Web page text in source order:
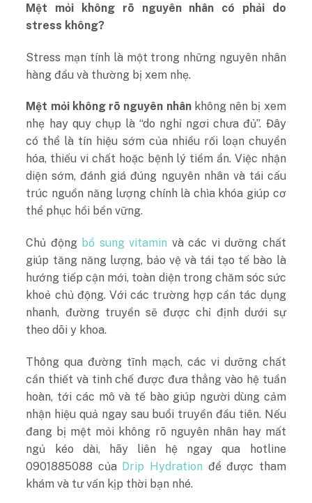
Mệt mỏi không rõ nguyên nhân có phải do
stress không?
Stress mạn tính là một trong những nguyên nhân
hàng đầu và thường bị xem nhẹ.
Mệt mỏi không rõ nguyên nhânkhông nên bị xem
nhẹ hay quy chụp là “do nghỉ ngơi chưa đủ”. Đây
có thể là tín hiệu sớm của nhiều rối loạn chuyển
hóa, thiếu vi chất hoặc bệnh lý tiềm ẩn. Việc nhận
diện sớm, đánh giá đúng nguyên nhân và tái cấu
trúc nguồn năng lượng chính là chìa khóa giúp cơ
thể phục hồi bền vững.
Chủ động bổ sung vitamin và các vi dưỡng chất
giúp tăng năng lượng, bảo vệ và tái tạo tế bào là
hướng tiếp cận mới, toàn diện trong chăm sóc sức
khoẻ chủ động. Với các trường hợp cần tác dụng
nhanh, đường truyền sẽ được chỉ định dưới sự
theo dõi y khoa.
Thông qua đường tĩnh mạch, các vi dưỡng chất
cần thiết và tinh chế được đưa thẳng vào hệ tuần
hoàn, tới các mô và tế bào giúp người dùng cảm
nhận hiệu quả ngay sau buổi truyền đầu tiên. Nếu
đang bị mệt mỏi không rõ nguyên nhân hay mất
ngủ kéo dài, hãy liên hệ ngay qua hotline
0901885088 của Drip Hydration để được tham
khám và tư vấn kịp thời bạn nhé.